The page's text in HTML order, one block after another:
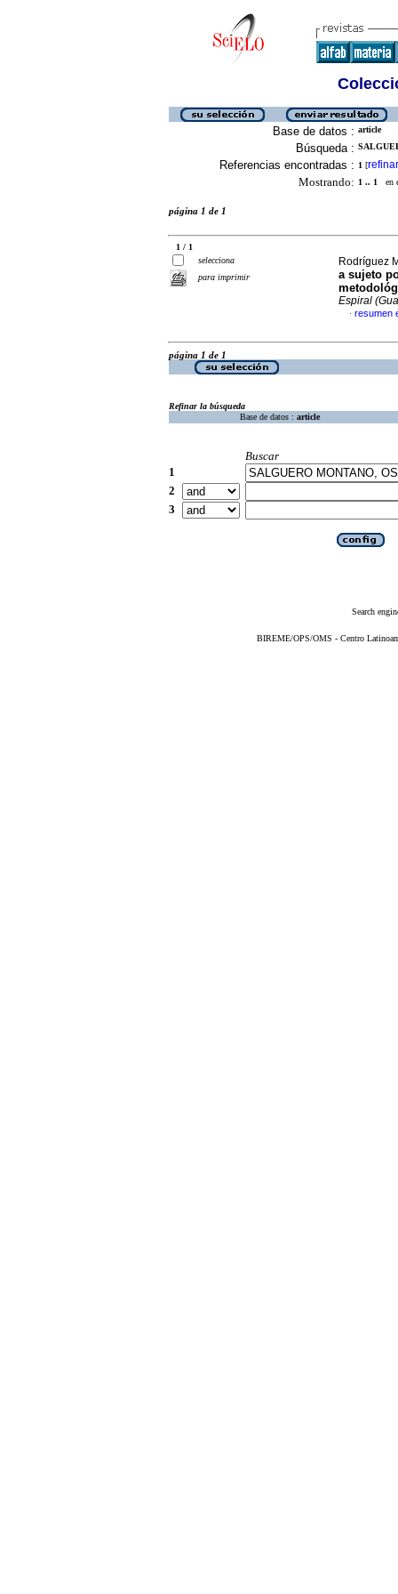
Base de datos : article
Búsqueda :
Referencias encontradas : 1 [refinar
Mostrando: 1 .. 1 en
página 1 de 1
1 / 1
selecciona
para imprimir
Rodríguez
a sujeto
Espiral
· resumen
página 1 de 1
Refinar la búsqueda
Base de datos : article
Buscar
1
2
3
Search
BIREME/OPS/OMS - Centro